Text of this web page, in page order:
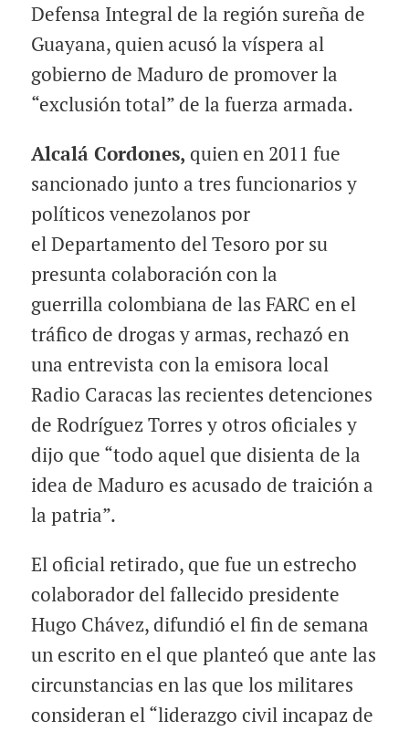
Defensa Integral de la región sureña de
Guayana, quien acusó la víspera al
gobierno de Maduro de promover la
“exclusión total” de la fuerza armada.
Alcalá Cordones, quien en 2011 fue
sancionado junto a tres funcionarios y
políticos venezolanos por
elDepartamento del Tesoro por su
presunta colaboración con la
guerrillacolombiana de las FARC en el
tráfico de drogas y armas, rechazó en
unaentrevista con la emisora local
Radio Caracas las recientes detenciones
de Rodríguez Torres y otros oficiales y
dijo que “todo aquel que disienta de la
idea de Maduro es acusado de traición a
la patria”.
El oficial retirado, que fue un estrecho
colaborador del fallecido presidente
Hugo Chávez, difundió el fin de semana
un escrito en el que planteó que ante las
circunstancias en las que los militares
consideran el “liderazgo civil incapaz de